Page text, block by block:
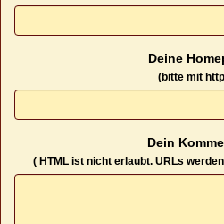
Deine
(bitte mit
Dein
( HTML ist nicht erlaubt. URLs